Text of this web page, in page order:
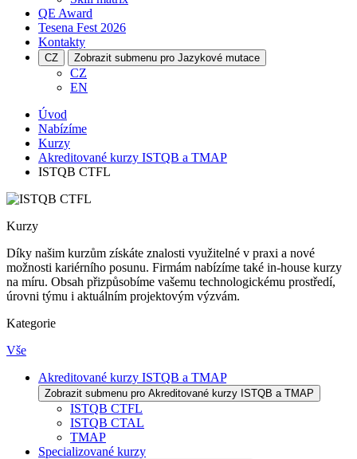
QE Award
Tesena Fest 2026
Kontakty
CZ Zobrazit submenu pro Jazykové mutace
CZ
EN
Úvod
Nabízíme
Kurzy
Akreditované kurzy ISTQB a TMAP
ISTQB CTFL
Kurzy
Díky našim kurzům získáte znalosti využitelné v praxi a nové
možnosti kariérního posunu. Firmám nabízíme také in-house kurzy
na míru. Obsah přizpůsobíme vašemu technologickému prostředí,
úrovni týmu i aktuálním projektovým výzvám.
Kategorie
Vše
Akreditované kurzy ISTQB a TMAP
Zobrazit submenu pro Akreditované kurzy ISTQB a TMAP
ISTQB CTFL
ISTQB CTAL
TMAP
Specializované kurzy